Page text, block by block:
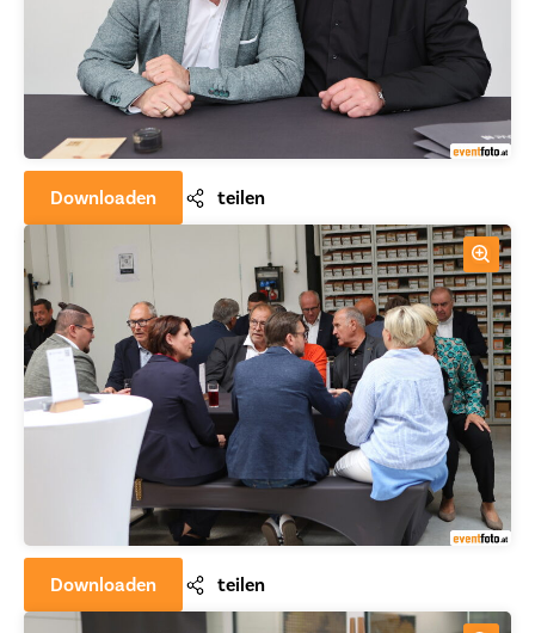
Downloaden teilen
Downloaden teilen